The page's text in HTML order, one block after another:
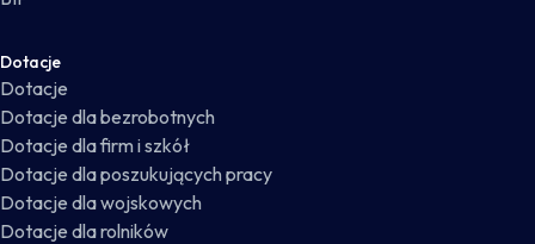
Dotacje
Dotacje
Dotacje dla bezrobotnych
Dotacje dla firm i szkół
Dotacje dla poszukujących pracy
Dotacje dla wojskowych
Dotacje dla rolników